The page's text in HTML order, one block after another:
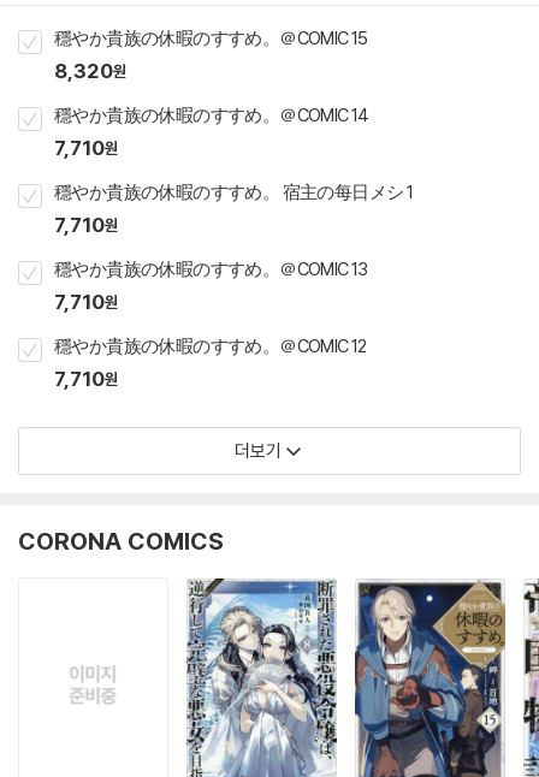
穩やか貴族の休暇のすすめ。＠COMIC 15
8,320원
穩やか貴族の休暇のすすめ。＠COMIC 14
7,710원
穩やか貴族の休暇のすすめ。 宿主の每日メシ 1
7,710원
穩やか貴族の休暇のすすめ。＠COMIC 13
7,710원
穩やか貴族の休暇のすすめ。＠COMIC 12
7,710원
더보기
CORONA COMICS